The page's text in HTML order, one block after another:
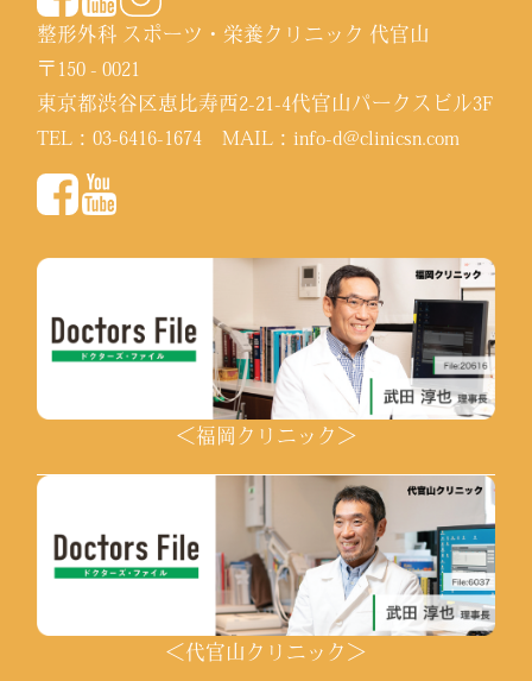
整形外科 スポーツ・栄養クリニック 代官山
〒150 - 0021
東京都渋谷区恵比寿西2-21-4代官山パークスビル3F
TEL：03-6416-1674 MAIL：info-d@clinicsn.com
＜福岡クリニック＞
＜代官山クリニック＞